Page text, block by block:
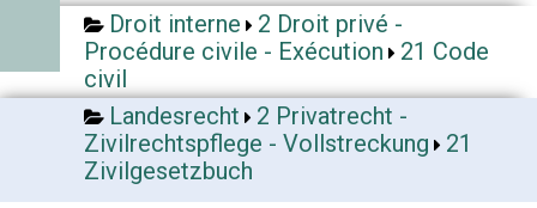
Droit interne
2 Droit privé -
Procédure civile - Exécution
21 Code
civil
Landesrecht
2 Privatrecht -
Zivilrechtspflege - Vollstreckung
21
Zivilgesetzbuch